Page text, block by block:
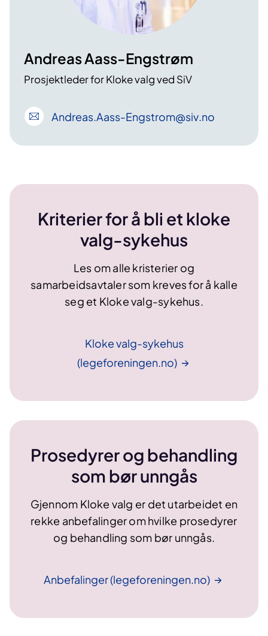
Andreas Aass-Engstrøm
Prosjektleder for Kloke valg ved SiV
Andreas .Aass-Engstrom@siv .no
Kriterier for å bli et kloke
valg-sykehus
Les om alle kristerier og
samarbeidsavtaler som kreves for å kalle
seg et Kloke valg-sykehus.
Kloke valg-sykehus
(legeforeningen.no)
Prosedyrer og behandling
som bør unngås
Gjennom Kloke valg er det utarbeidet en
rekke anbefalinger om hvilke prosedyrer
og behandling som bør unngås.
Anbefalinger(legeforeningen.no)